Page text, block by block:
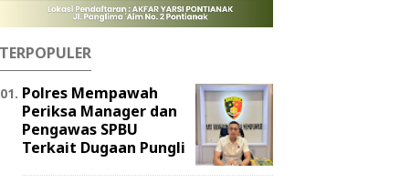
TERPOPULER
Polres Mempawah
Periksa Manager dan
Pengawas SPBU
Terkait Dugaan Pungli